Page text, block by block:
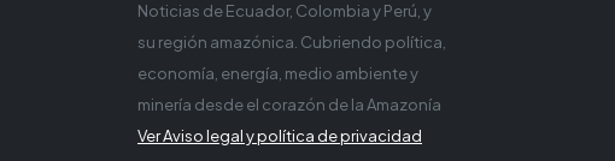
Noticias de Ecuador, Colombia y Perú, y
su región amazónica. Cubriendo política,
economía, energía, medio ambiente y
minería desde el corazón de la Amazonía
Ver Aviso legal y política de privacidad